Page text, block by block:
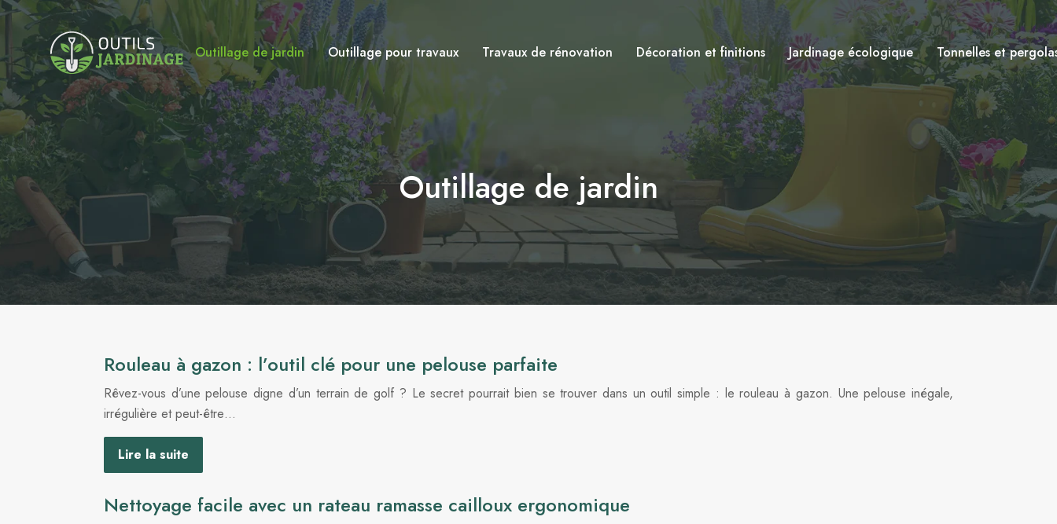
Outillage de jardin Outillage pour travaux Travaux de rénovation Décoration et finitions Jardinage écologique Tonnelles et
Outillage de jardin
Rouleau à gazon : l’outil clé pour une pelouse parfaite
Rêvez-vous d’une pelouse digne d’un terrain de golf ? Le secret pourrait bien se trouver dans un outil simple : le rouleau à gazon. Une pelouse inégale,
irrégulière et peut-être…
Lire la suite
Nettoyage facile avec un rateau ramasse cailloux ergonomique